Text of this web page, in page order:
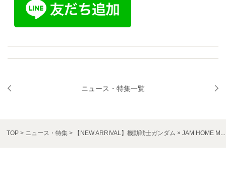
ニュース・特集一覧
TOP ニュース・特集 【NEW ARRIVAL】機動戦士ガンダム × JAM HOME MADE